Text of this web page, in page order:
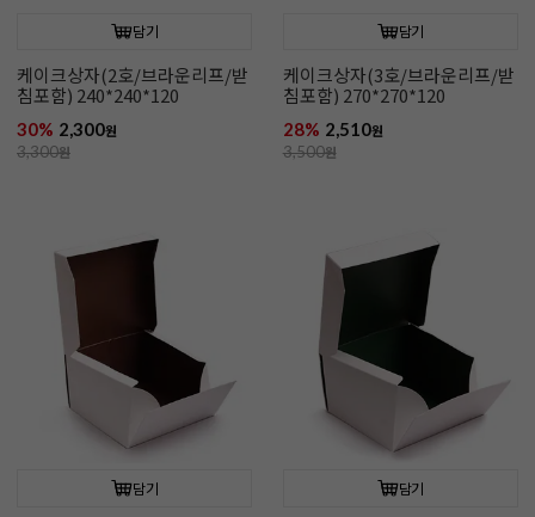
담기
케이크상자(2호/브라운리프/받
침포함) 240*240*120
30% 2,300원
3,300원
담기
케이크상자(3호/브라운리프/받
침포함) 270*270*120
28% 2,510원
3,500원
담기 담기